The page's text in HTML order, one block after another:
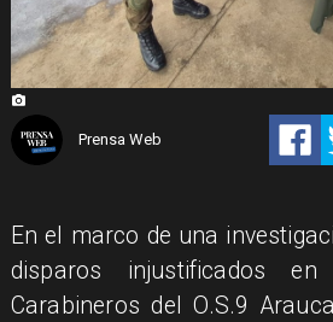
Prensa Web
En el marco de una
disparos injustificados
Carabineros del O.S.9